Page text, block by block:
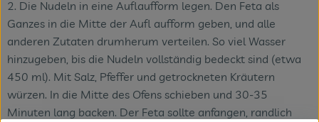
2. Die Nudeln in eine Auflaufform legen. Den Feta als
Ganzes in die Mitte der Aufl aufform geben, und alle
anderen Zutaten drumherum verteilen. So viel Wasser
hinzugeben, bis die Nudeln vollständig bedeckt sind (etwa
450 ml). Mit Salz, Pfeffer und getrockneten Kräutern
würzen. In die Mitte des Ofens schieben und 30-35
Minuten lang backen. Der Feta sollte anfangen, randlich